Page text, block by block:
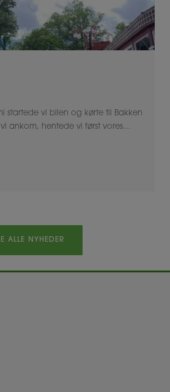
startede vi bilen og kørte til Bakken
ankom, hentede vi først vores…
ALLE NYHEDER